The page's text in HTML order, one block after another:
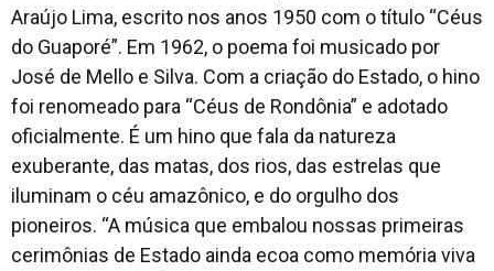
Araújo Lima, escrito nos anos 1950 com o título “Céus
do Guaporé”. Em 1962, o poema foi musicado por
José de Mello e Silva. Com a criação do Estado, o hino
foi renomeado para “Céus de Rondônia” e adotado
oficialmente. É um hino que fala da natureza
exuberante, das matas, dos rios, das estrelas que
iluminam o céu amazônico, e do orgulho dos
pioneiros. “A música que embalou nossas primeiras
cerimônias de Estado ainda ecoa como memória viva